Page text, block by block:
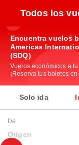
Todos los
Encuentra vuelos
Americas
(SDQ)
Vuelos económicos a
¡Reserva tus boletos
Solo ida
De
Origen